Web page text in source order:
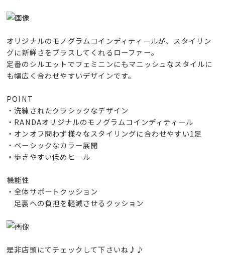
オリジナルのモノグラムコインディティールが、スタイリン
グに新鮮さをプラスしてくれるローファー。
定番のシルエットでフェミニンにもマニッシュなスタイルに
も幅広く合わせやすいデザインです。
POINT
・洗練されたクラシックなデザイン
・RANDAオリジナルのモノグラムコインディティール
・オンオフ問わず様々なスタイリングに合わせやすい1足
・ベーシックなカラー展開
・歩きやすい低めヒール
機能性
・全体サポートクッション
足裏への負担を軽減させるクッション
是非店頭にてチェックして下さいね♪♪